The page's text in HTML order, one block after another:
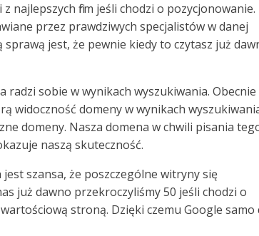
najlepszych firm jeśli chodzi o pozycjonowanie.
przez prawdziwych specjalistów w danej
jest, że pewnie kiedy to czytasz już
radzi sobie w wynikach wyszukiwania. Obecnie
widoczność domeny w wynikach
domeny. Nasza domena w chwili pisania
naszą skuteczność.
szansa, że poszczególne witryny się
już dawno przekroczyliśmy 50 jeśli chodzi o
stroną. Dzięki czemu Google samo